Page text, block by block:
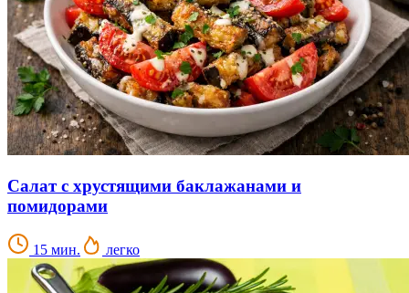
Салат с хрустящими баклажанами и
помидорами
15 мин. легко